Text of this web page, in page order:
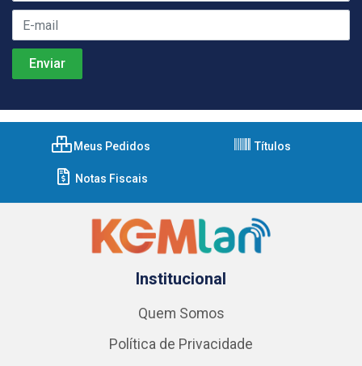
Meus Pedidos Títulos
Notas Fiscais
Institucional
Quem Somos
Política de Privacidade